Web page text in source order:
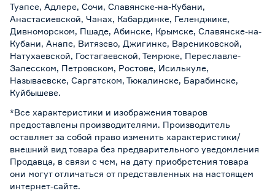
Туапсе, Адлере, Сочи, Славянске-на-Кубани,
Анастасиевской, Чанах, Кабардинке, Геленджике,
Дивноморском, Пшаде, Абинске, Крымске, Славянске-на-
Кубани, Анапе, Витязево, Джигинке, Варениковской,
Натухаевской, Гостагаевской, Темрюке, Переславле-
Залесском, Петровском, Ростове, Исилькуле,
Называевске, Саргатском, Тюкалинске, Барабинске,
Куйбышеве.
*Все характеристики и изображения товаров
предоставлены производителями. Производитель
оставляет за собой право изменить характеристики/
внешний вид товара без предварительного уведомления
Продавца, в связи с чем, на дату приобретения товара
они могут отличаться от представленных на настоящем
интернет-сайте.